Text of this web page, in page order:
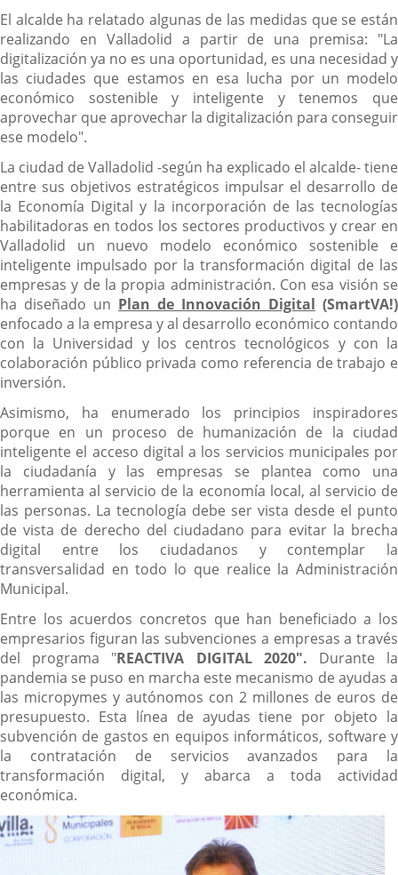
El alcalde ha relatado algunas de las medidas que se están
realizando en Valladolid a partir de una premisa: "La
digitalización ya no es una oportunidad, es una necesidad y
las ciudades que estamos en esa lucha por un modelo
económico sostenible y inteligente y tenemos que
aprovechar que aprovechar la digitalización para conseguir
ese modelo".
La ciudad de Valladolid -según ha explicado el alcalde- tiene
entre sus objetivos estratégicos impulsar el desarrollo de
la Economía Digital y la incorporación de las tecnologías
habilitadoras en todos los sectores productivos y crear en
Valladolid un nuevo modelo económico sostenible e
inteligente impulsado por la transformación digital de las
empresas y de la propia administración. Con esa visión se
ha diseñado un Plan de Innovación Digital (SmartVA!)
enfocado a la empresa y al desarrollo económico contando
con la Universidad y los centros tecnológicos y con la
colaboración público privada como referencia de trabajo e
inversión.
Asimismo, ha enumerado los principios inspiradores
porque en un proceso de humanización de la ciudad
inteligente el acceso digital a los servicios municipales por
la ciudadanía y las empresas se plantea como una
herramienta al servicio de la economía local, al servicio de
las personas. La tecnología debe ser vista desde el punto
de vista de derecho del ciudadano para evitar la brecha
digital entre los ciudadanos y contemplar la
transversalidad en todo lo que realice la Administración
Municipal.
Entre los acuerdos concretos que han beneficiado a los
empresarios figuran las subvenciones a empresas a través
del programa "REACTIVA DIGITAL 2020". Durante la
pandemia se puso en marcha este mecanismo de ayudas a
las micropymes y autónomos con 2 millones de euros de
presupuesto. Esta línea de ayudas tiene por objeto la
subvención de gastos en equipos informáticos, software y
la contratación de servicios avanzados para la
transformación digital, y abarca a toda actividad
económica.